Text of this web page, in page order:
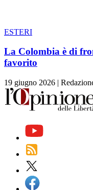
ESTERI
La Colombia è di
favorito
19 giugno 2026 |